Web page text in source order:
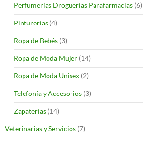
Perfumerías Droguerías Parafarmacias (6)
Pinturerías (4)
Ropa de Bebés (3)
Ropa de Moda Mujer (14)
Ropa de Moda Unisex (2)
Telefonía y Accesorios (3)
Zapaterías (14)
Veterinarias y Servicios (7)